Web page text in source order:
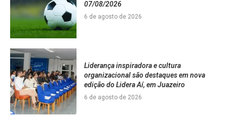
07/08/2026
6 de agosto de 2026
Liderança inspiradora e cultura
organizacional são destaques em nova
edição do Lidera Aí, em Juazeiro
6 de agosto de 2026